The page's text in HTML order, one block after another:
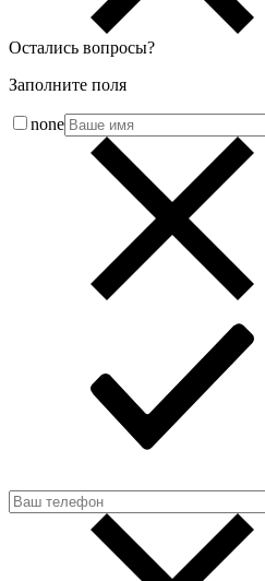
Остались вопросы?
Заполните поля
none